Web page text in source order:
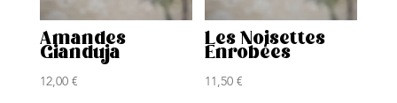
Amandes
Gianduja
12,00€
Les Noisettes
Enrobées
11,50€